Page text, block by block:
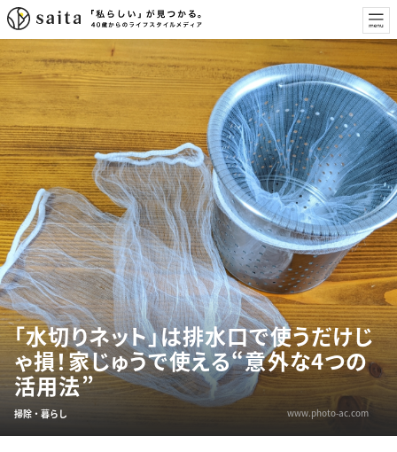
「水切りネット」は排水口で使うだけじ
ゃ損！家じゅうで使える“意外な4つの
活用法”
掃除・暮らし www.photo-ac.com